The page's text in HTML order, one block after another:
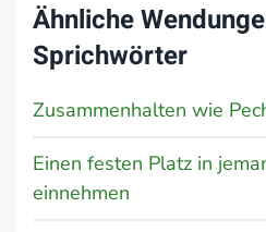
Ähnliche
Sprichwörter
Zusammenhalten wie
Einen festen Platz in
einnehmen